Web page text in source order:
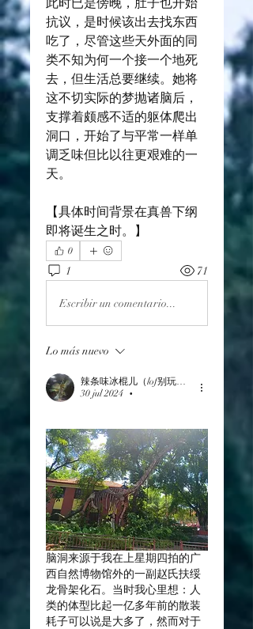
此时已是傍晚，肚子也开始
抗议，是时候该出去找东西
吃了，尽管这些天外面的同
类不知为何一个接一个地死
去，但生活总要继续。她将
这不切实际的梦抛诸脑后，
支撑着颇感不适的躯体爬出
洞口，开始了与平常一样单
调乏味但比以往更艰难的一
天。
【具体时间背景在真兽下纲
即将诞生之时。】
0
1 71
Escribir un comentario...
Lo más nuevo
辣条味冰棍儿（lof别玩了要氪金的）
30 jul 2024
•
脑洞来源于我在上星期四拍的广
西自然博物馆外的一副赵氏扶绥
龙骨架化石。当时我心里想：人
类的体型比起一亿多年前的散装
耗子可以说是大多了，然而对于